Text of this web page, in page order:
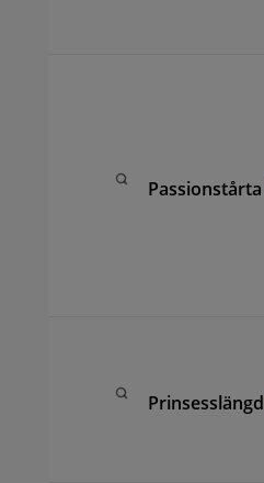
Passionstårta
Prinsesslängd